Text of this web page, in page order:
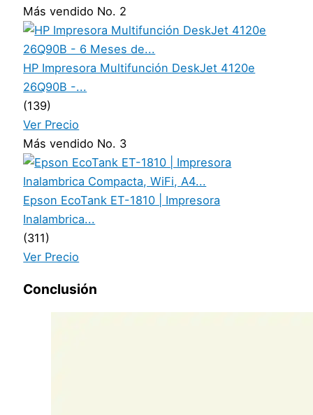
Más vendido No. 2
HP Impresora Multifunción DeskJet 4120e
26Q90B -...
(139)
Ver Precio
Más vendido No. 3
Epson EcoTank ET-1810 | Impresora
Inalambrica...
(311)
Ver Precio
Conclusión